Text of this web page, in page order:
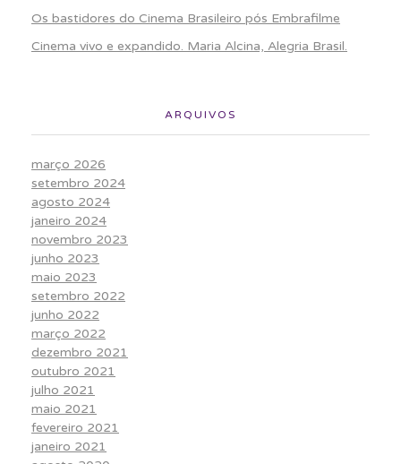
Os bastidores do Cinema Brasileiro pós Embrafilme
Cinema vivo e expandido. Maria Alcina, Alegria Brasil.
ARQUIVOS
março 2026
setembro 2024
agosto 2024
janeiro 2024
novembro 2023
junho 2023
maio 2023
setembro 2022
junho 2022
março 2022
dezembro 2021
outubro 2021
julho 2021
maio 2021
fevereiro 2021
janeiro 2021